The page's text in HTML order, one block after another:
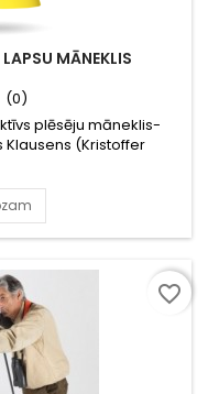
MĀNEKLIS
(0)
plēsēju māneklis-
Klausens (Kristoffer
favorite_border